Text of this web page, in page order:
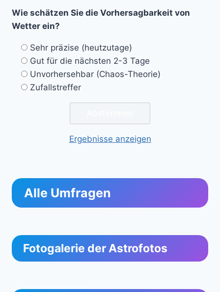
Wie schätzen Sie die Vorhersagbarkeit von
Wetter ein?
Sehr präzise (heutzutage)
Gut für die nächsten 2-3 Tage
Unvorhersehbar (Chaos-Theorie)
Zufallstreffer
Ergebnisse anzeigen
Alle Umfragen
Fotogalerie der Astrofotos